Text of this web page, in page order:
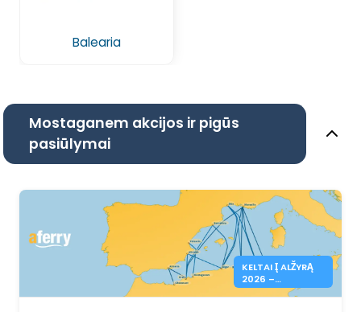
Balearia
Mostaganem akcijos ir pigūs
pasiūlymai
KELTAI Į ALŽYRĄ
2026 –
REZERVACIJA